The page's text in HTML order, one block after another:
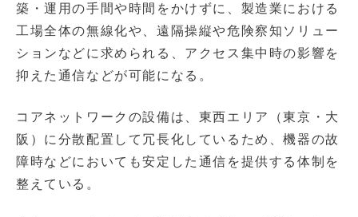
築・運用の手間や時間をかけずに、製造業における
工場全体の無線化や、遠隔操縦や危険察知ソリュー
ションなどに求められる、アクセス集中時の影響を
抑えた通信などが可能になる。
コアネットワークの設備は、東西エリア（東京・大
阪）に分散配置して冗長化しているため、機器の故
障時などにおいても安定した通信を提供する体制を
整えている。